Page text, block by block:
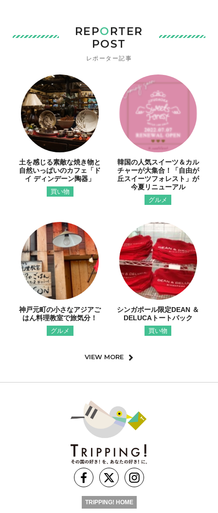
REPORTER
POST
レポーター記事
土を感じる素敵な焼き物と
自然いっぱいのカフェ「ド
イ ディンデーン陶器」
買い物
韓国の人気スイーツ＆カル
チャーが大集合！「自由が
丘スイーツフォレスト」が
今夏リニューアル
グルメ
神戸元町の小さなアジアご
はん料理教室で旅気分！
グルメ
シンガポール限定DEAN ＆
DELUCAトートバック
買い物
VIEW MORE
TRIPPING! HOME